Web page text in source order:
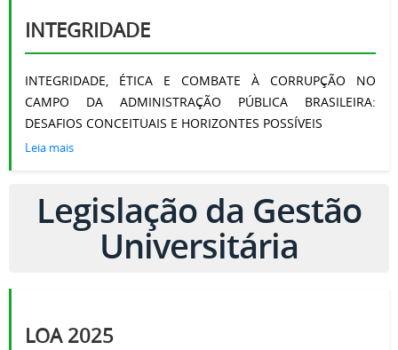
INTEGRIDADE
INTEGRIDADE, ÉTICA E COMBATE À CORRUPÇÃO NO
CAMPO DA ADMINISTRAÇÃO PÚBLICA BRASILEIRA:
DESAFIOS CONCEITUAIS E HORIZONTES POSSÍVEIS
Leia mais
Legislação da Gestão
Universitária
LOA 2025